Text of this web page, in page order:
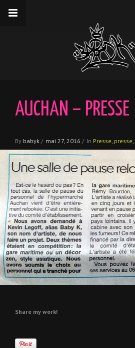
__gaTracker('send','pageview');
AUCHAN – PRESSE
By babyk / mai 27, 2016 / In Presse presse
Share my work!